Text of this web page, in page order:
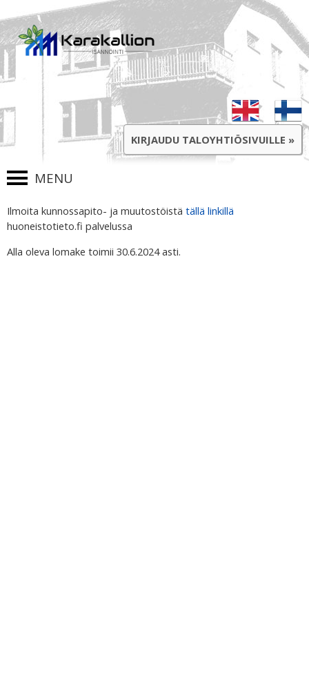
KIRJAUDU TALOYHTIÖSIVUILLE »
SKIP TO CONTENT
Ilmoita kunnossapito- ja muutostöistä tällä linkillä
huoneistotieto.fi palvelussa
Alla oleva lomake toimii 30.6.2024 asti.